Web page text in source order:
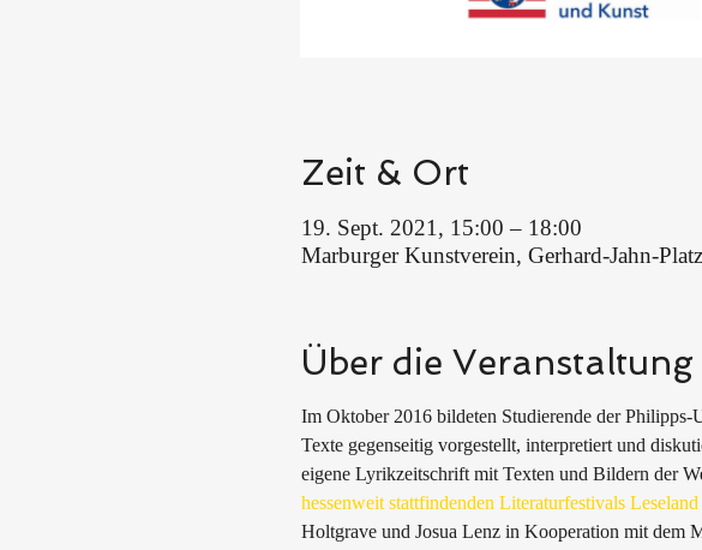
Zeit & Ort
19. Sept. 2021, 15:00 – 18:00
Marburger Kunstverein, Gerhard-Jahn-
Über die Veranstaltung
Im Oktober 2016 bildeten Studierende der
Texte gegenseitig vorgestellt, interpretiert und
eigene Lyrikzeitschrift mit Texten und Bildern der
hessenweit stattfindenden Literaturfestivals Leseland
Holtgrave und Josua Lenz in Kooperation mit dem